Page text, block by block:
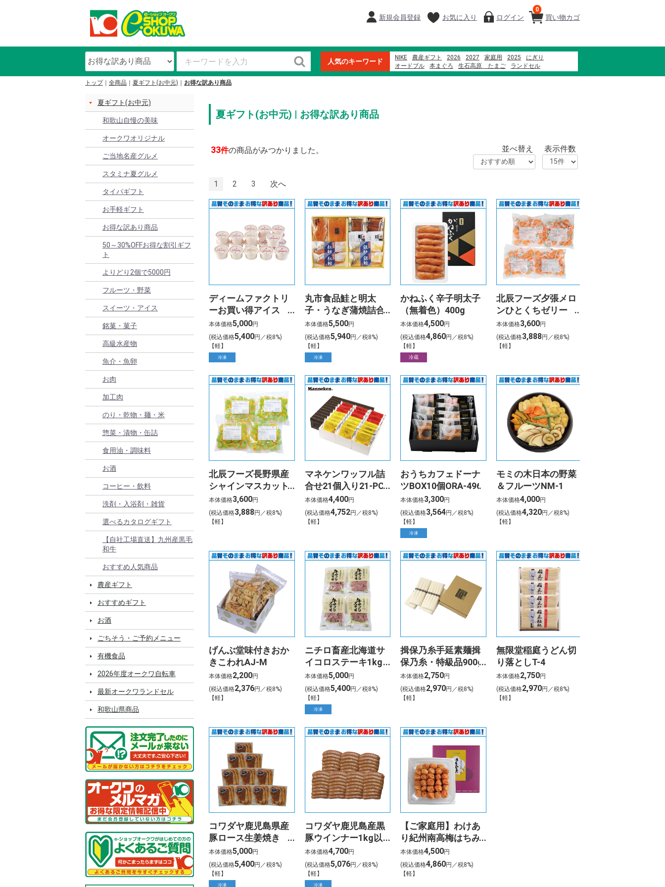
買い物カゴ
0
新規会員登録 お気に入り ログイン
人気のキーワード NIKE 農産ギフト 2026 2027 家庭用 2025
にぎり
オードブル
本まぐろ 生石高原 たまご
ランドセル
トップ 全商品 夏ギフト(お中元) お得な訳あり商品
夏ギフト(お中元)
和歌山自慢の美味
オークワオリジナル
ご当地名産グルメ
スタミナ夏グルメ
タイパギフト
お手軽ギフト
お得な訳あり商品
50～30%OFFお得な割引ギフ
ト
よりどり2個で5000円
フルーツ・野菜
スイーツ・アイス
銘菓・菓子
高級水産物
魚介・魚卵
お肉
加工肉
のり・乾物・麺・米
惣菜・漬物・缶詰
食用油・調味料
お酒
コーヒー・飲料
洗剤・入浴剤・雑貨
選べるカタログギフト
【自社工場直送】九州産黒毛
和牛
おすすめ人気商品
農産ギフト
おすすめギフト
お酒
ごちそう・ご予約メニュー
有機食品
2026年度オークワ自転車
最新オークワランドセル
和歌山県商品
夏ギフト(お中元) | お得な訳あり商品
33件の商品がみつかりました。 並べ替え 表示件数
1 2 3 次へ
ディームファクトリ
ーお買い得アイス
（大）20個OKDA-20
本体価格5,000円
(税込価格5,400円／税8%)
【軽】
冷凍
丸市食品鮭と明太
子・うなぎ蒲焼詰合
せ
本体価格5,500円
(税込価格5,940円／税8%)
【軽】
冷凍
かねふく辛子明太子
（無着色）400g
本体価格4,500円
(税込価格4,860円／税8%)
【軽】
冷蔵
北辰フーズ夕張メロ
ンひとくちゼリー
MM-100A
本体価格3,600円
(税込価格3,888円／税8%)
【軽】
北辰フーズ長野県産
シャインマスカット
ひとくちゼリーMS-
100A
本体価格3,600円
(税込価格3,888円／税8%)
【軽】
マネケンワッフル詰
合せ21個入り21-PCG
本体価格4,400円
(税込価格4,752円／税8%)
【軽】
おうちカフェドーナ
ツBOX10個ORA-496
本体価格3,300円
(税込価格3,564円／税8%)
【軽】
冷凍
モミの木日本の野菜
＆フルーツNM-1
本体価格4,000円
(税込価格4,320円／税8%)
【軽】
げんぶ堂味付きおか
きこわれAJ-M
本体価格2,200円
(税込価格2,376円／税8%)
【軽】
ニチロ畜産北海道サ
イコロステーキ1kg
以上HSKS-4
本体価格5,000円
(税込価格5,400円／税8%)
【軽】
冷凍
揖保乃糸手延素麺揖
保乃糸・特級品900g
詰J9GB
本体価格2,750円
(税込価格2,970円／税8%)
【軽】
無限堂稲庭うどん切
り落としT-4
本体価格2,750円
(税込価格2,970円／税8%)
【軽】
コワダヤ鹿児島県産
豚ロース生姜焼き
1kgY-50O
本体価格5,000円
(税込価格5,400円／税8%)
【軽】
冷凍
コワダヤ鹿児島産黒
豚ウインナー1kg以
上W-47O
本体価格4,700円
(税込価格5,076円／税8%)
【軽】
冷凍
【ご家庭用】わけあ
り紀州南高梅はちみ
つ梅WAU800
本体価格4,500円
(税込価格4,860円／税8%)
【軽】